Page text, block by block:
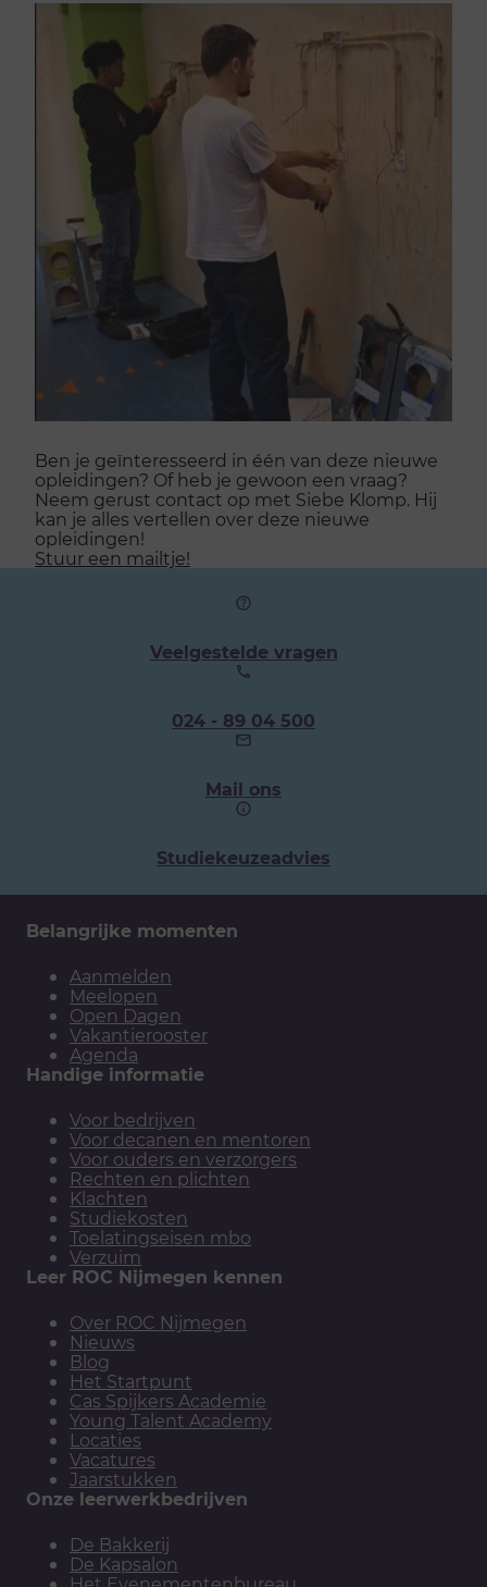
Ben je geïnteresseerd in één van deze nieuwe
opleidingen? Of heb je gewoon een vraag?
Neem gerust contact op met Siebe Klomp. Hij
kan je alles vertellen over deze nieuwe
opleidingen!
Stuur een mailtje!
Veelgestelde vragen
Ons
telefoonnummer:
024 - 89 04 500
Mail ons
Studiekeuzeadvies
Belangrijke momenten
Aanmelden
Meelopen
Open Dagen
Vakantierooster
Agenda
Handige informatie
Voor bedrijven
Voor decanen en mentoren
Voor ouders en verzorgers
Rechten en plichten
Klachten
Studiekosten
Toelatingseisen mbo
Verzuim
Leer ROC Nijmegen kennen
Over ROC Nijmegen
Nieuws
Blog
Het Startpunt
Cas Spijkers Academie
Young Talent Academy
Locaties
Vacatures
Jaarstukken
Onze leerwerkbedrijven
De Bakkerij
De Kapsalon